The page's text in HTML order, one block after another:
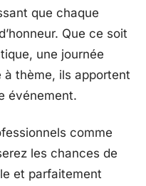
que chaque
Que ce soit
une journée
à thème, ils apportent
événement.
comme
les chances de
et parfaitement